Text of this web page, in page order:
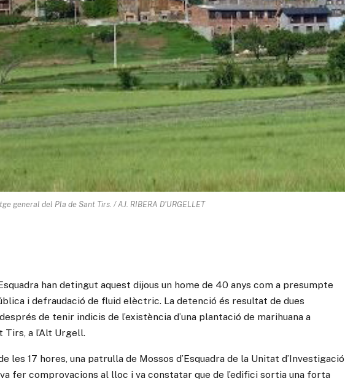
general del Pla de Sant Tirs. / AJ. RIBERA D'URGELLET
han detingut aquest dijous un home de 40 anys com a presumpte
i defraudació de fluid elèctric. La detenció és resultat de dues
de tenir indicis de l’existència d’una plantació de marihuana a
Tirs, a l’Alt Urgell.
les 17 hores, una patrulla de Mossos d’Esquadra de la Unitat d’Investigació
fer comprovacions al lloc i va constatar que de l’edifici sortia una forta